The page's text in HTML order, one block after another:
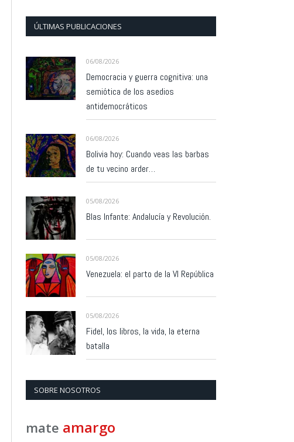
ÚLTIMAS PUBLICACIONES
06/08/2026
Democracia y guerra cognitiva: una
semiótica de los asedios
antidemocráticos
06/08/2026
Bolivia hoy: Cuando veas las barbas
de tu vecino arder…
05/08/2026
Blas Infante: Andalucía y Revolución.
05/08/2026
Venezuela: el parto de la VI República
05/08/2026
Fidel, los libros, la vida, la eterna
batalla
SOBRE NOSOTROS
mate amargo